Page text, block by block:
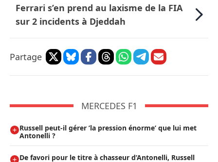
Ferrari s’en prend au laxisme de la FIA
sur 2 incidents à Djeddah
Partage
MERCEDES F1
Russell peut-il gérer ’la pression énorme’ que lui met
Antonelli ?
De favori pour le titre à chasseur d’Antonelli, Russell